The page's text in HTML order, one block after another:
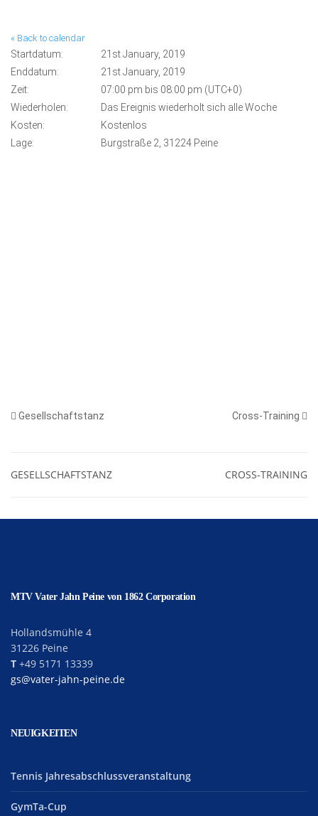
« Back to calendar
Startdatum:
21st January, 2019
Enddatum:
21st January, 2019
Zeit:
07:00 pm bis 08:00 pm (UTC+0)
Wiederholen:
Das Ereignis wiederholt sich alle Woche
Kosten:
Kostenlos
Lage:
Burgstraße 2, 31224 Peine
Gesellschaftstanz Cross-Training
GESELLSCHAFTSTANZ CROSS-TRAINING
MTV Vater Jahn Peine von 1862 Corporation
Hollandsmühle 4
31226 Peine
T +49 5171 13339
gs@vater-jahn-peine.de
NEUIGKEITEN
Tennis Jahresabschlussveranstaltung
GymTa-Cup